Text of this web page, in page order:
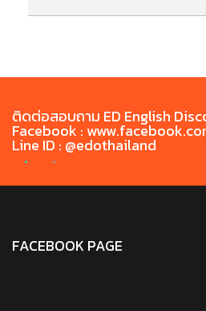
รายชื่อนักศึกษาเข้ารับการทด
ติดต่อสอบถาม ED English
Facebook :
Line ID : @edothailand
FACEBOOK PAGE